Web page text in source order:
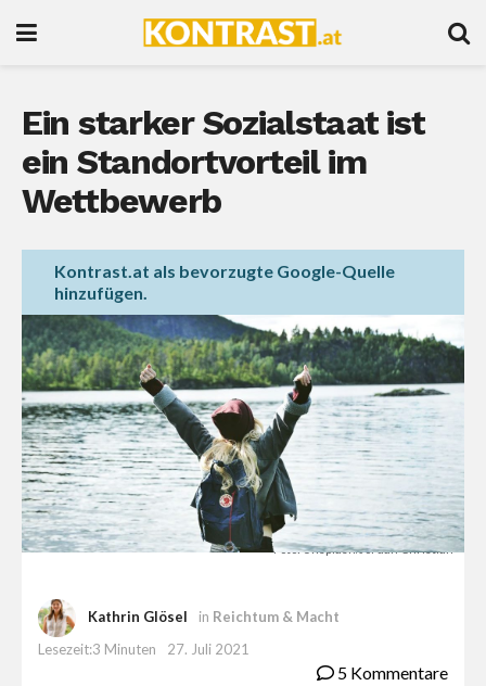
Ein starker Sozialstaat ist
ein Standortvorteil im
Wettbewerb
Kontrast.at als bevorzugte Google-Quelle
hinzufügen.
Foto: Unsplash/Jordan Christian
Kathrin Glösel in Reichtum & Macht
Lesezeit:3 Minuten
27. Juli 2021
5 Kommentare